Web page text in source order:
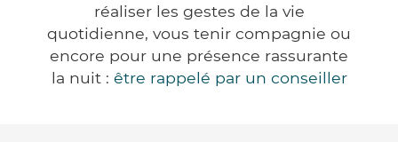
réaliser les gestes de la vie
quotidienne, vous tenir compagnie ou
encore pour une présence rassurante
la nuit : être rappelé par un conseiller